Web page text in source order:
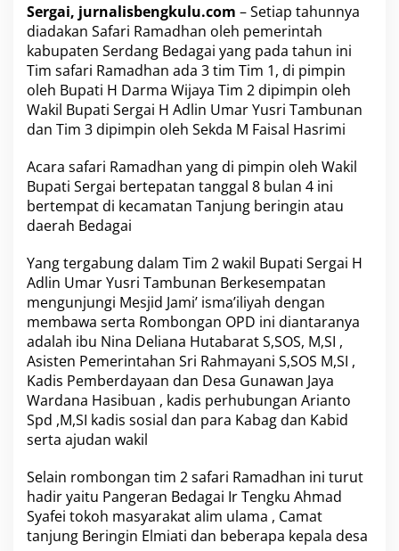
s
j
d
J
a
m
i
'
m
a
'
y
a
h
K
e
c
a
m
a
a
a
n
u
n
Sergai, jurnalisbengkulu.com – Setiap tahunnya
diadakan Safari Ramadhan oleh pemerintah
kabupaten Serdang Bedagai yang pada tahun ini
Tim safari Ramadhan ada 3 tim Tim 1, di pimpin
oleh Bupati H Darma Wijaya Tim 2 dipimpin oleh
Wakil Bupati Sergai H Adlin Umar Yusri Tambunan
dan Tim 3 dipimpin oleh Sekda M Faisal Hasrimi
Acara safari Ramadhan yang di pimpin oleh Wakil
Bupati Sergai bertepatan tanggal 8 bulan 4 ini
bertempat di kecamatan Tanjung beringin atau
daerah Bedagai
Yang tergabung dalam Tim 2 wakil Bupati Sergai H
Adlin Umar Yusri Tambunan Berkesempatan
mengunjungi Mesjid Jami’ isma’iliyah dengan
membawa serta Rombongan OPD ini diantaranya
adalah ibu Nina Deliana Hutabarat S,SOS, M,SI ,
Asisten Pemerintahan Sri Rahmayani S,SOS M,SI ,
Kadis Pemberdayaan dan Desa Gunawan Jaya
Wardana Hasibuan , kadis perhubungan Arianto
Spd ,M,SI kadis sosial dan para Kabag dan Kabid
serta ajudan wakil
Selain rombongan tim 2 safari Ramadhan ini turut
hadir yaitu Pangeran Bedagai Ir Tengku Ahmad
Syafei tokoh masyarakat alim ulama , Camat
tanjung Beringin Elmiati dan beberapa kepala desa